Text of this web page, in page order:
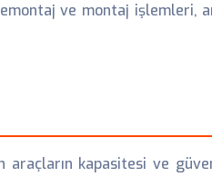
ve montaj işlemleri,
araçların kapasitesi ve